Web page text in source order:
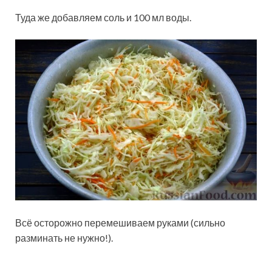
Туда же добавляем соль и 100 мл воды.
Всё осторожно перемешиваем руками (сильно
разминать не нужно!).